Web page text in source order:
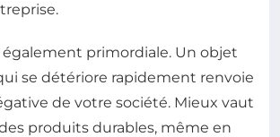
également primordiale. Un objet
se détériore rapidement renvoie
de votre société. Mieux vaut
produits durables, même en